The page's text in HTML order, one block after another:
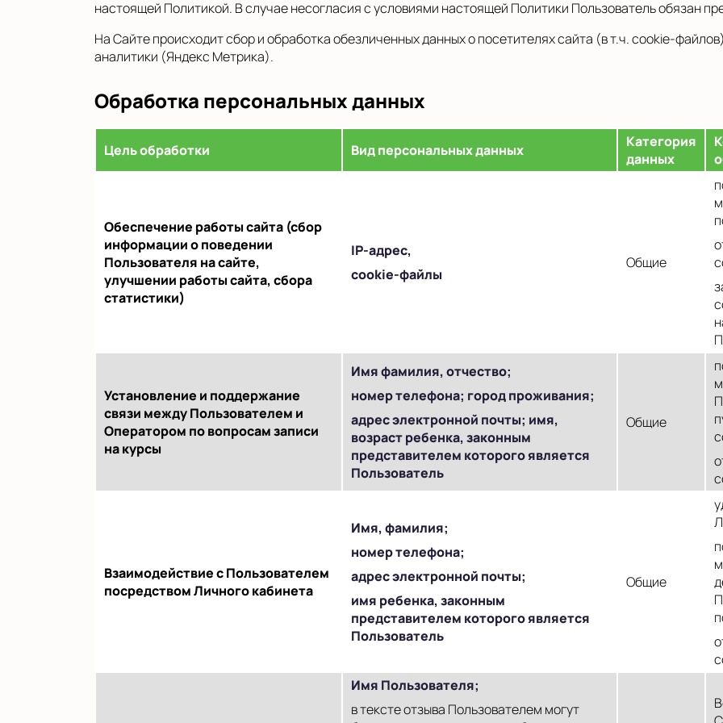
настоящей Политикой. В случае несогласия с условиями настоящей Политики Пользователь обязан
На Сайте происходит сбор и обработка обезличенных данных о посетителях сайта (в т.ч. cookie-
аналитики (Яндекс Метрика).
Обработка персональных данных
Цель обработки Вид персональных данных
Категория
данных
Обеспечение работы сайта (сбор
информации о поведении
Пользователя на сайте,
улучшении работы сайта, сбора
статистики)
IP-адрес,
cookie-файлы
Общие
Установление и поддержание
связи между Пользователем и
Оператором по вопросам записи
на курсы
Имя фамилия, отчество;
номер телефона; город проживания;
адрес электронной почты; имя,
возраст ребенка, законным
представителем которого является
Пользователь
Общие
Взаимодействие с Пользователем
посредством Личного кабинета
Имя, фамилия;
номер телефона;
адрес электронной почты;
имя ребенка, законным
представителем которого является
Пользователь
Общие
Имя Пользователя;
в тексте отзыва Пользователем могут